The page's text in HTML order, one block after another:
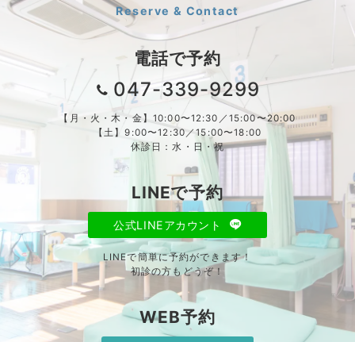
Reserve & Contact
電話で予約
047-339-9299
【月・火・木・金】10:00〜12:30／15:00〜20:00
【土】9:00〜12:30／15:00〜18:00
休診日：水・日・祝
LINEで予約
公式LINEアカウント
LINEで簡単に予約ができます！
初診の方もどうぞ！
WEB予約